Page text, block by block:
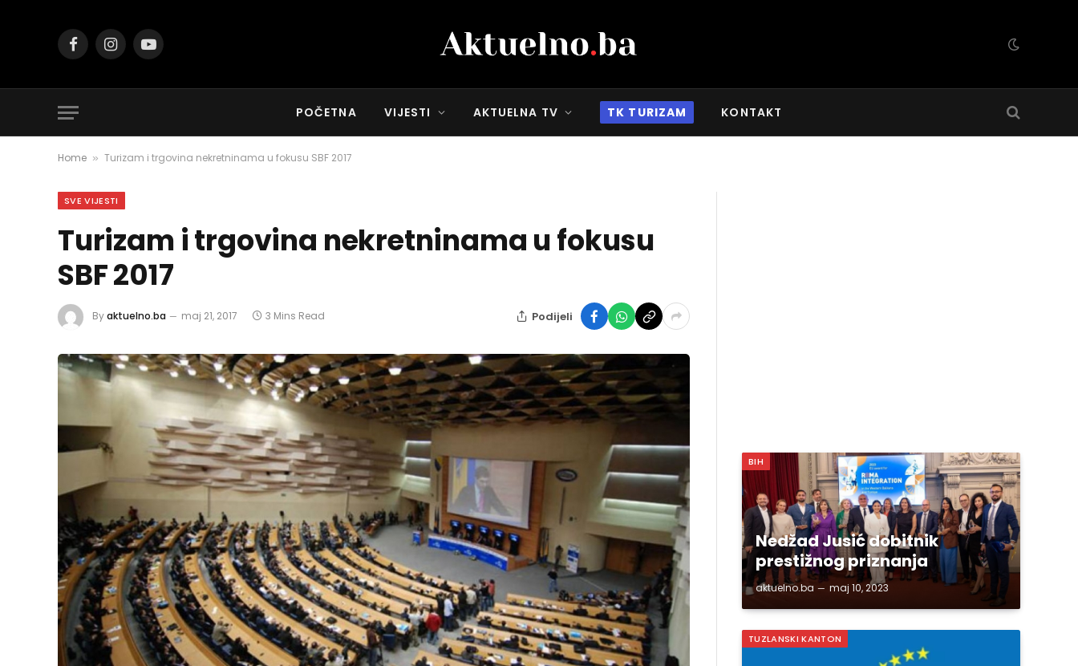
FacebookInstagramYouTube
POČETNA VIJESTI AKTUELNA TV TK TURIZAM KONTAKT
Home » Turizam i trgovina nekretninama u fokusu SBF 2017
SVE VIJESTI
Turizam i trgovina nekretninama u fokusu
SBF 2017
Byaktuelno.ba maj 21, 2017 3 Mins Read Podijeli
BIH
Nedžad Jusić dobitnik
prestižnog priznanja
aktuelno.ba maj 10, 2023
TUZLANSKI KANTON